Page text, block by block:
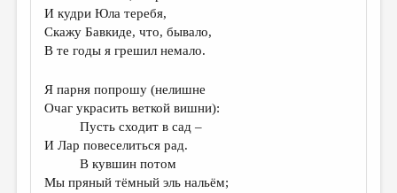
И кудри Юла теребя,
Скажу Бавкиде, что, бывало,
В те годы я грешил немало.
Я парня попрошу (нелишне
Очаг украсить веткой вишни):
Пусть сходит в сад –
И Лар повеселиться рад.
В кувшин потом
Мы пряный тёмный эль нальём;